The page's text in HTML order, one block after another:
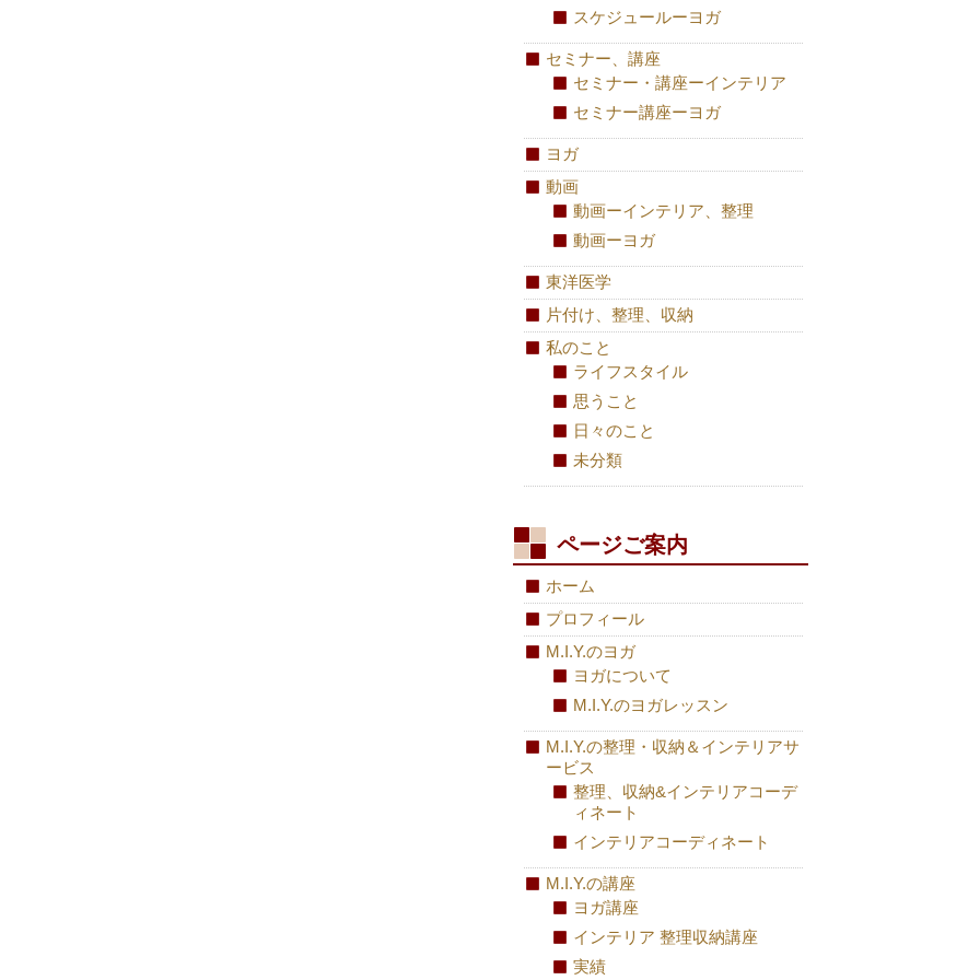
スケジュールーヨガ
セミナー、講座
セミナー・講座ーインテリア
セミナー講座ーヨガ
ヨガ
動画
動画ーインテリア、整理
動画ーヨガ
東洋医学
片付け、整理、収納
私のこと
ライフスタイル
思うこと
日々のこと
未分類
ページご案内
ホーム
プロフィール
M.I.Y.のヨガ
ヨガについて
M.I.Y.のヨガレッスン
M.I.Y.の整理・収納＆インテリアサ
ービス
整理、収納&インテリアコーデ
ィネート
インテリアコーディネート
M.I.Y.の講座
ヨガ講座
インテリア 整理収納講座
実績